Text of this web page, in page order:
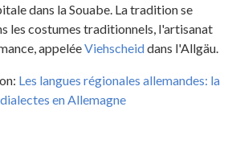
dans la Souabe. La tradition se
les costumes traditionnels, l'artisanat
appeléeViehscheiddans l'Allgäu.
Les langues régionales allemandes: la
en Allemagne